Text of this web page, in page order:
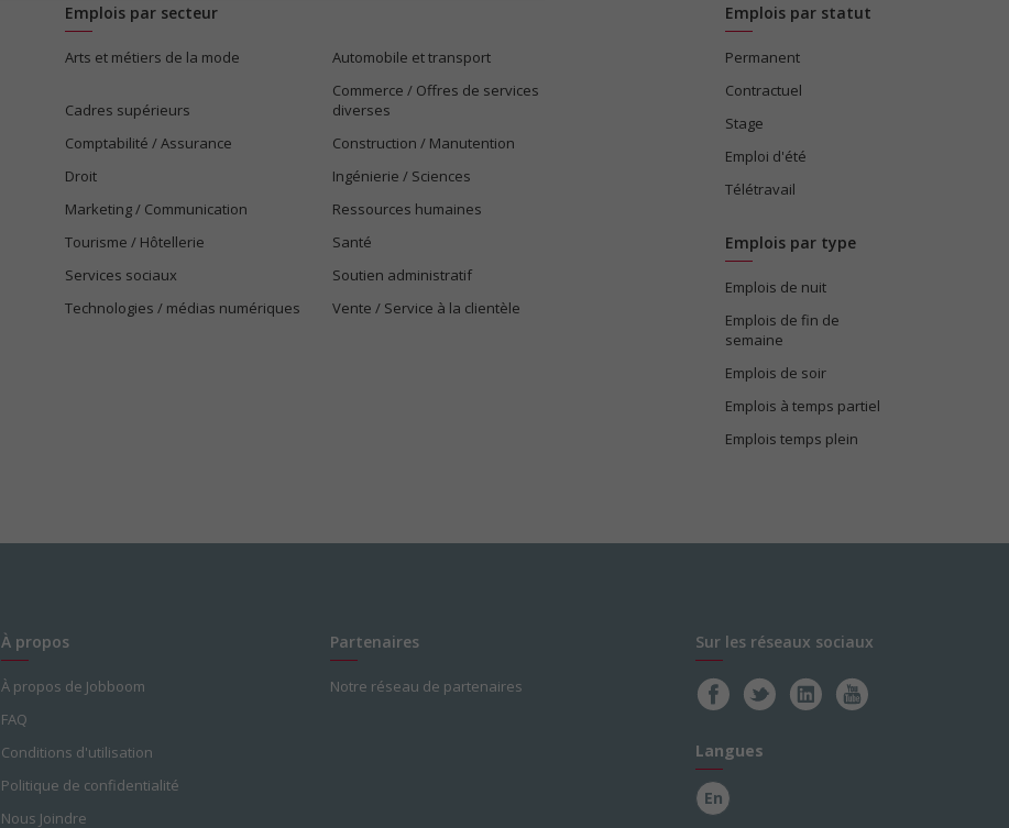
Emplois par secteur
Arts et métiers de la mode Automobile et transport
Cadres supérieurs
Commerce / Offres de services
diverses
Comptabilité / Assurance
Construction / Manutention
Droit
Ingénierie / Sciences
Marketing / Communication
Ressources humaines
Tourisme / Hôtellerie
Santé
Services sociaux
Soutien administratif
Technologies / médias numériques
Vente / Service à la clientèle
Emplois par statut
Permanent
Contractuel
Stage
Emploi d'été
Télétravail
Emplois par type
Emplois de nuit
Emplois de fin de
semaine
Emplois de soir
Emplois à temps partiel
Emplois temps plein
À propos
À propos de Jobboom
FAQ
Conditions d'utilisation
Politique de confidentialité
Nous Joindre
Partenaires
Notre réseau de partenaires
Sur les réseaux sociaux
Langues
En